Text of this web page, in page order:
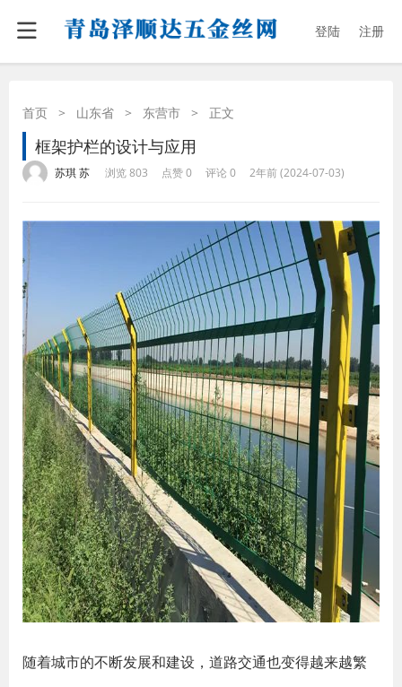
登陆 注册
首页 > 山东省 > 东营市 > 正文
框架护栏的设计与应用
苏琪 苏 浏览 803 点赞 0 评论 0 2年前 (2024-07-03)
随着城市的不断发展和建设，道路交通也变得越来越繁